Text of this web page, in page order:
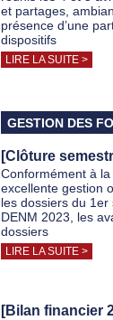
et partages,
présence d’une
dispositifs
LIRE LA SUITE >
GESTION DES
[Clôture
Conformément à
excellente gestion
les dossiers du
DENM 2023, les
dossiers
LIRE LA SUITE >
[Bilan financier